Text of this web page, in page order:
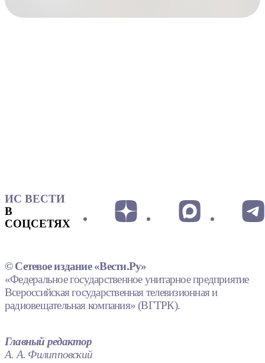
ИС ВЕСТИ
В
СОЦСЕТЯХ
© Сетевое издание «Вести.Ру»
«Федеральное государственное унитарное предприятие
Всероссийская государственная телевизионная и
радиовещательная компания» (ВГТРК).
Главный редактор
А. А. Филипповский